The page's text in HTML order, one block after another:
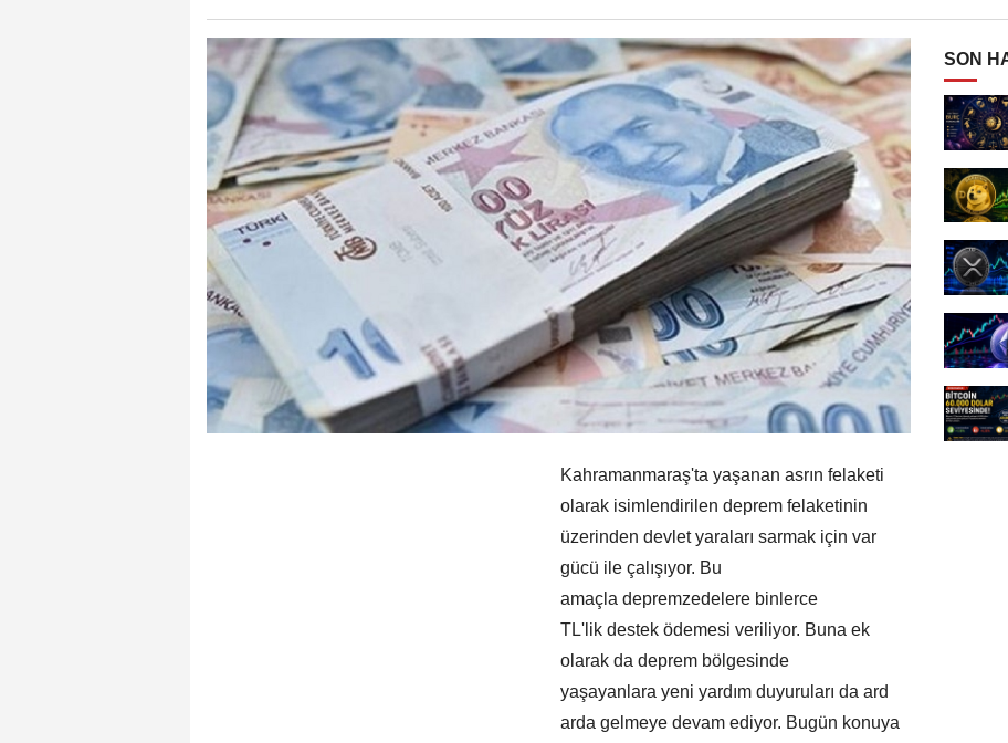
Kahramanmaraş'ta yaşanan asrın felaketi
olarak isimlendirilen deprem felaketinin
üzerinden devlet yaraları sarmak için var
gücü ile çalışıyor. Bu
amaçla depremzedelere binlerce
TL'lik destek ödemesi veriliyor. Buna ek
olarak da deprem bölgesinde
yaşayanlara yeni yardım duyuruları da ard
arda gelmeye devam ediyor. Bugün konuya
SON